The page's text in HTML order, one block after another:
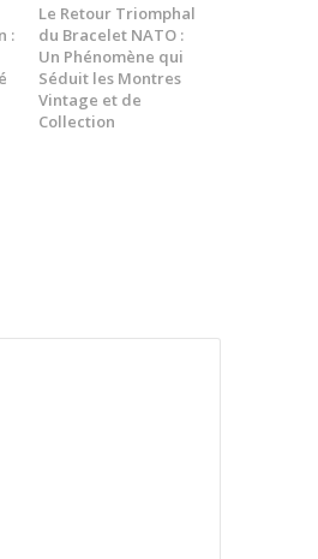
:
Le Retour Triomphal
du Bracelet NATO :
Un Phénomène qui
Séduit les Montres
Vintage et de
Collection